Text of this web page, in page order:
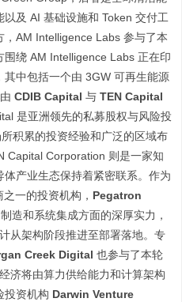
及 AI 基础设施和 Token 交付工
AM Intelligence Labs 参与了本
绕 AM Intelligence Labs 正在印
中包括一个由 3GW 可再生能源
CDIB Capital 与 TEN Capital
是亚洲领先的私募股权与风险投
积累的投资经验和广泛的区域布
Capital Corporation 则是一家知
产业生态保持着紧密联系。作为
一的投资机构， Pegatron
造和系统集成方面的深厚实力，
从架构阶段推进至部署落地。专
Creek Digital 也参与了本轮
济将由算力供给能力和计算架构
投资机构 Darwin Venture